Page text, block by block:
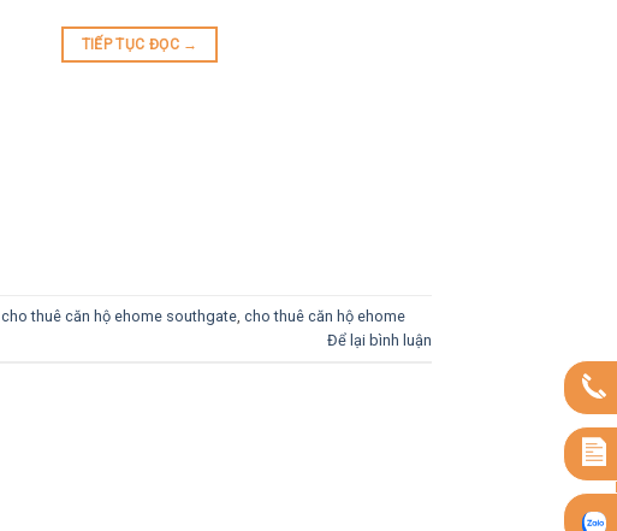
TIẾP TỤC ĐỌC →
cho thuê căn hộ ehome southgate, cho thuê căn hộ ehome
Để lại bình luận